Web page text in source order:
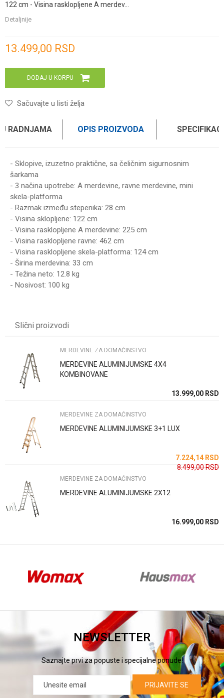
122 cm - Visina rasklopljene A merdev...
Detaljnije
13.499,00 RSD
DODAJ U KORPU
Sačuvajte u listi želja
RADNJAMA OPIS PROIZVODA
- Sklopive, izuzetno praktične, sa čeličnim sigurnosnim
šarkama
- 3 načina upotrebe: A merdevine, ravne merdevine, mini
skela-platforma
- Razmak između stepenika: 28 cm
- Visina sklopljene: 122 cm
- Visina rasklopljene A merdevine: 225 cm
- Visina rasklopljene ravne: 462 cm
- Visina rasklopljene skela-platforma: 124 cm
- Širina merdevina: 33 cm
- Težina neto: 12.8 kg
- Nosivost: 100 kg
Poruka
Anti-spam zaštita - izračunajte koliko je 6 - 1 :
POŠALJI
Slični proizvodi
MERDEVINE ZA DOMAĆINSTVO
MERDEVINE ALUMINIJUMSKE 4X4
KOMBINOVANE
13.999,00 RSD
MERDEVINE ZA DOMAĆINSTVO
MERDEVINE ALUMINIJUMSKE 3+1 LUX
7.224,14 RSD
8.499,00RSD
MERDEVINE ZA DOMAĆINSTVO
MERDEVINE ALUMINIJUMSKE 2X12
16.999,00 RSD
NEWSLETTER
Saznajte prvi za popuste i specijalne ponude!
PRIJAVITE SE